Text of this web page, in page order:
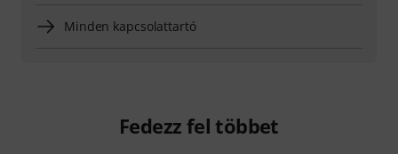
Minden kapcsolattartó
Fedezz fel többet